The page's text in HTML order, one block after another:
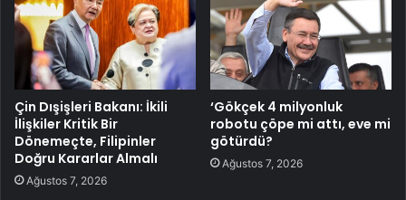
Çin Dışişleri Bakanı: İkili
İlişkiler Kritik Bir
Dönemeçte, Filipinler
Doğru Kararlar Almalı
Ağustos 7, 2026
‘Gökçek 4 milyonluk
robotu çöpe mi attı, eve mi
götürdü?
Ağustos 7, 2026